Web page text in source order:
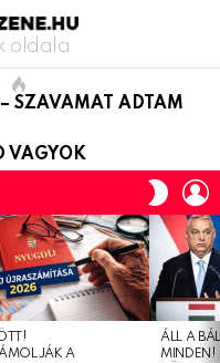
oldala
SZAVAMAT ADTAM
VAGYOK
SKIN
A
ÁLL A
MINDEN!